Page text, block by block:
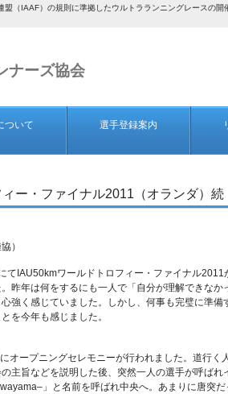
（IAAF）の規則に準拠したウルトラランニングレースの
ナーズ協会
ついて 選手登録案内
ー・ファイナル2011（オランダ）続
）
てIAU50kmワールドトロフィー・ファイナル
昨年は何をするにも一人で「自分が理解できな
強く感じていました。しかし、何事も完璧に準
を今年も感じました。
オープニングセレモニーが行われました。道行く
主旨などを説明した後、突然一人の選手が呼ば
」と名前を呼ばれ中央へ。あまりに唐突